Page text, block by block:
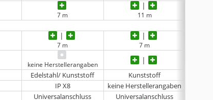
7 m 11 m
7 m 7 m
keine Herstellerangaben
Edelstahl/ Kunststoff Kunststoff
IP X8
keine Herstellerangaben
Universalanschluss
Universalanschluss